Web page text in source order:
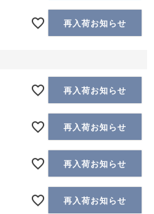
再入荷お知らせ
再入荷お知らせ
再入荷お知らせ
再入荷お知らせ
再入荷お知らせ